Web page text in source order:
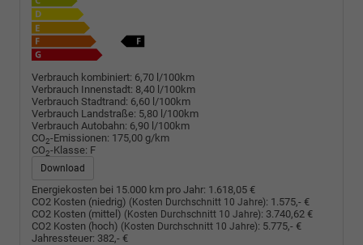
Verbrauch kombiniert: 6,70 l/100km
Verbrauch Innenstadt: 8,40 l/100km
Verbrauch Stadtrand: 6,60 l/100km
Verbrauch Landstraße: 5,80 l/100km
Verbrauch Autobahn: 6,90 l/100km
CO2-Emissionen: 175,00 g/km
CO2-Klasse: F
Download
Energiekosten bei 15.000 km pro Jahr: 1.618,05 €
CO2 Kosten (niedrig) (Kosten Durchschnitt 10 Jahre): 1.575,- €
CO2 Kosten (mittel) (Kosten Durchschnitt 10 Jahre): 3.740,62 €
CO2 Kosten (hoch) (Kosten Durchschnitt 10 Jahre): 5.775,- €
Jahressteuer: 382,- €